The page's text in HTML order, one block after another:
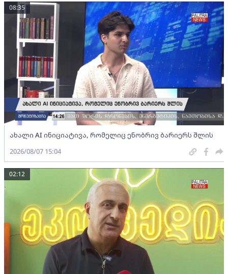
ახალი AI ინიციატივა, რომელიც ენობრივ ბარიერს შლის
08:35
2026/08/07 15:04
02:12